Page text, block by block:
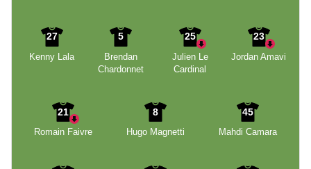
27
Kenny Lala
5
Brendan
Chardonnet
25
Julien Le
Cardinal
23
Jordan Amavi
21
Romain Faivre
8
Hugo Magnetti
45
Mahdi Camara